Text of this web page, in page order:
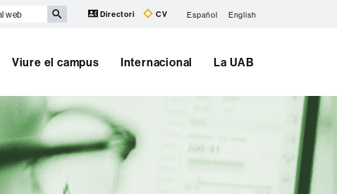
Directori CV Español English
Viure el campus Internacional La UAB